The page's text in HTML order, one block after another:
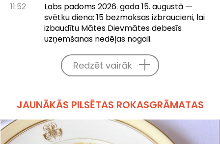
11:52
Labs padoms 2026. gada 15. augustā —
svētku diena: 15 bezmaksas izbraucieni, lai
izbaudītu Mātes Dievmātes debesīs
uzņemšanas nedēļas nogali.
Redzēt vairāk
JAUNĀKĀS PILSĒTAS ROKASGRĀMATAS